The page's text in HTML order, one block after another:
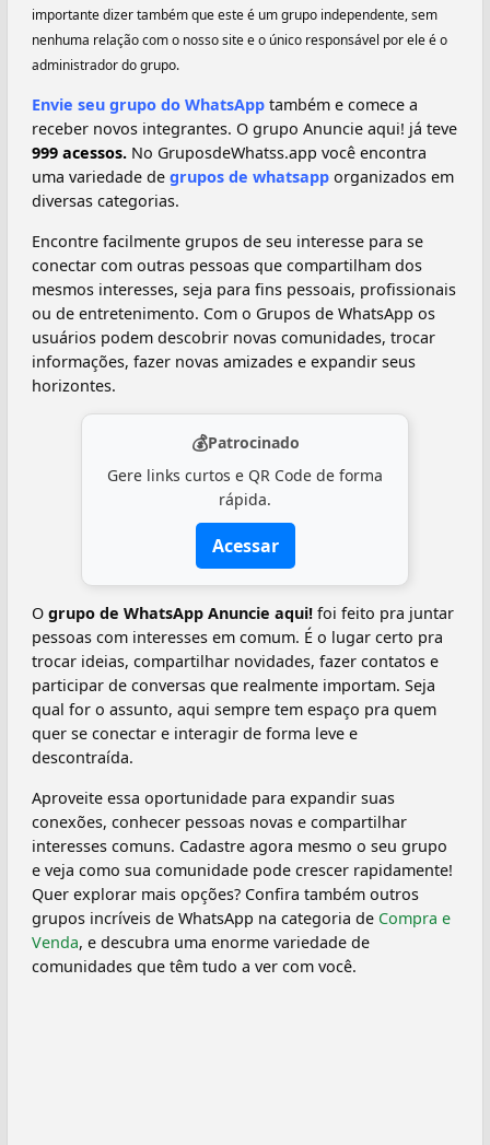
importante dizer também que este é um grupo independente, sem
nenhuma relação com o nosso site e o único responsável por ele é o
administrador do grupo.
Envie seu grupo do WhatsApp também e comece a
receber novos integrantes. O grupo Anuncie aqui!‍‍ já teve
999 acessos. No GruposdeWhatss.app você encontra
uma variedade de grupos de whatsapp organizados em
diversas categorias.
Encontre facilmente grupos de seu interesse para se
conectar com outras pessoas que compartilham dos
mesmos interesses, seja para fins pessoais, profissionais
ou de entretenimento. Com o Grupos de WhatsApp os
usuários podem descobrir novas comunidades, trocar
informações, fazer novas amizades e expandir seus
horizontes.
💰Patrocinado
Gere links curtos e QR Code de forma
rápida.
Acessar
O grupo de WhatsApp Anuncie aqui!‍‍ foi feito pra juntar
pessoas com interesses em comum. É o lugar certo pra
trocar ideias, compartilhar novidades, fazer contatos e
participar de conversas que realmente importam. Seja
qual for o assunto, aqui sempre tem espaço pra quem
quer se conectar e interagir de forma leve e
descontraída.
Aproveite essa oportunidade para expandir suas
conexões, conhecer pessoas novas e compartilhar
interesses comuns. Cadastre agora mesmo o seu grupo
e veja como sua comunidade pode crescer rapidamente!
Quer explorar mais opções? Confira também outros
grupos incríveis de WhatsApp na categoria de Compra e
Venda, e descubra uma enorme variedade de
comunidades que têm tudo a ver com você.